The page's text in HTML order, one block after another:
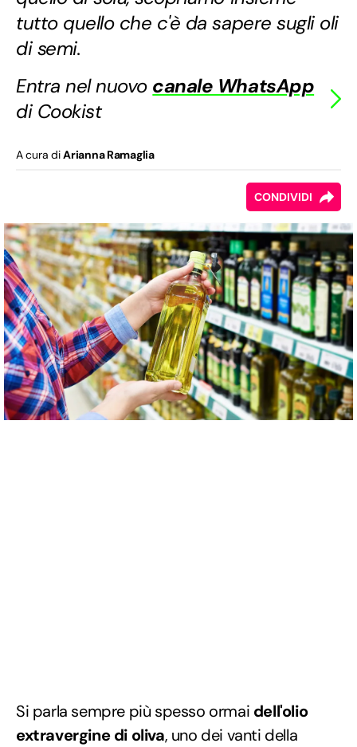
tutto quello che c'è da sapere sugli oli
di semi.
Entra nel nuovo canale WhatsApp
di Cookist
A cura diArianna Ramaglia
CONDIVIDI
Si parla sempre più spesso ormai dell'olio
extravergine di oliva, uno dei vanti della